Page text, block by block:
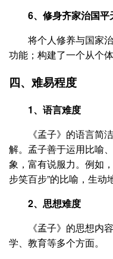
6、修身齐家治国平
将个人修养与国家
功能；构建了一个从个
四、难易程度
1、语言难度
《孟子》的语言简
解。孟子善于运用比喻
象，富有说服力。例如
步笑百步”的比喻，生动
2、思想难度
《孟子》的思想内
学、教育等多个方面。